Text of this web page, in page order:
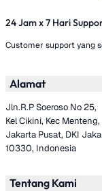
24 Jam x 7 Hari
Customer support yang
Alamat
Jln.R.P Soeroso No 25,
Kel Cikini, Kec Menteng,
Jakarta Pusat, DKI
10330, Indonesia
Tentang Kami